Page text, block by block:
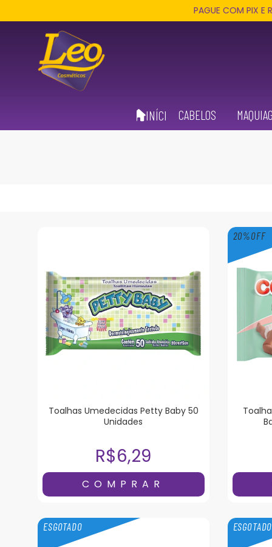
PAGUE COM PIX E
INÍCIO CABELOS
Toalhas Umedecidas Petty Baby 50
Unidades
R$6,29
20%OFF
ESGOTADO ESGOTADO